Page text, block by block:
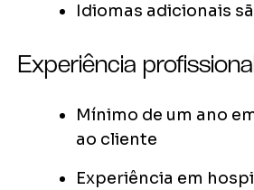
Idiomas adicionais
Experiência
Mínimo de um ano
ao cliente
Experiência em